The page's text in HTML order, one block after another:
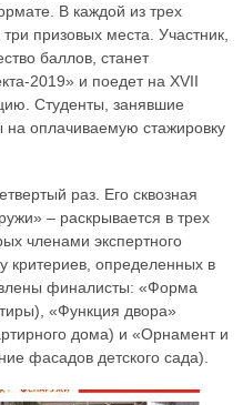
В каждой из трех
призовых места. Участник,
баллов, станет
2019» и поедет на XVII
Студенты, занявшие
оплачиваемую стажировку
раз. Его сквозная
– раскрывается в трех
членами экспертного
критериев, определенных в
финалисты: «Форма
«Функция двора»
дома) и «Орнамент и
фасадов детского сада).